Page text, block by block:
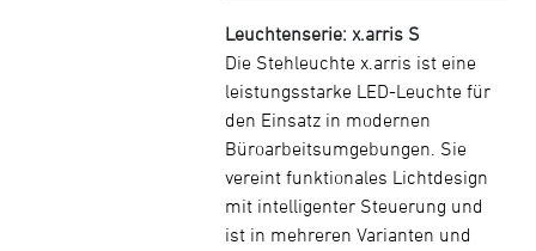
Leuchtenserie: x.arris S
Die Stehleuchte x.arris ist eine
leistungsstarke LED-Leuchte für
den Einsatz in modernen
Büroarbeitsumgebungen. Sie
vereint funktionales Lichtdesign
mit intelligenter Steuerung und
ist in mehreren Varianten und